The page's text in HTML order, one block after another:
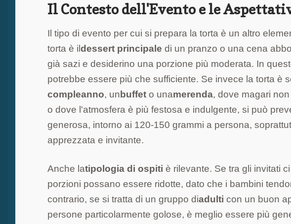
Il Contesto dell'Evento e le
Il tipo di evento per cui si prepara la torta è un altro
torta è ildessert principale di un pranzo o una cena
già sazi e desiderino una porzione più moderata. In
potrebbe essere più che sufficiente. Se invece la torta è
compleanno, un buffet o unamerenda, dove magari
o dove l'atmosfera è più festosa e indulgente, si può
generosa, intorno ai 120-150 grammi a persona,
apprezzata e invitante.
Anche latipologia di ospiti è rilevante. Se tra gli invitati
porzioni possano essere ridotte, dato che i bambini
contrario, se si tratta di un gruppo diadulti con un buon
persone particolarmente golose, è meglio essere più